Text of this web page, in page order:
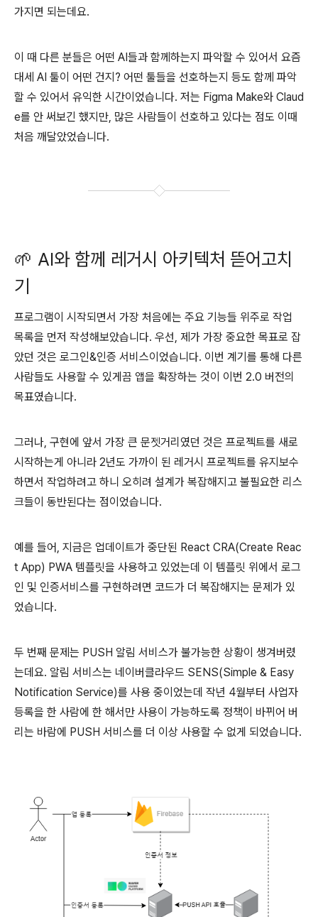
가지면 되는데요.
이 때 다른 분들은 어떤 AI들과 함께하는지 파악할 수 있어서 요즘
대세 AI 툴이 어떤 건지? 어떤 툴들을 선호하는지 등도 함께 파악
할 수 있어서 유익한 시간이었습니다. 저는 Figma Make와 Claud
e를 안 써보긴 했지만, 많은 사람들이 선호하고 있다는 점도 이때
처음 깨달았었습니다.
🌱 AI와 함께 레거시 아키텍처 뜯어고치
기
프로그램이 시작되면서 가장 처음에는 주요 기능들 위주로 작업
목록을 먼저 작성해보았습니다. 우선, 제가 가장 중요한 목표로 잡
았던 것은 로그인&인증 서비스이었습니다. 이번 계기를 통해 다른
사람들도 사용할 수 있게끔 앱을 확장하는 것이 이번 2.0 버전의
목표였습니다.
그러나, 구현에 앞서 가장 큰 문젯거리였던 것은 프로젝트를 새로
시작하는게 아니라 2년도 가까이 된 레거시 프로젝트를 유지보수
하면서 작업하려고 하니 오히려 설계가 복잡해지고 불필요한 리스
크들이 동반된다는 점이었습니다.
예를 들어, 지금은 업데이트가 중단된 React CRA(Create Reac
t App) PWA 템플릿을 사용하고 있었는데 이 템플릿 위에서 로그
인 및 인증서비스를 구현하려면 코드가 더 복잡해지는 문제가 있
었습니다.
두 번째 문제는 PUSH 알림 서비스가 불가능한 상황이 생겨버렸
는데요. 알림 서비스는 네이버클라우드 SENS(Simple & Easy
Notification Service)를 사용 중이었는데 작년 4월부터 사업자
등록을 한 사람에 한 해서만 사용이 가능하도록 정책이 바뀌어 버
리는 바람에 PUSH 서비스를 더 이상 사용할 수 없게 되었습니다.